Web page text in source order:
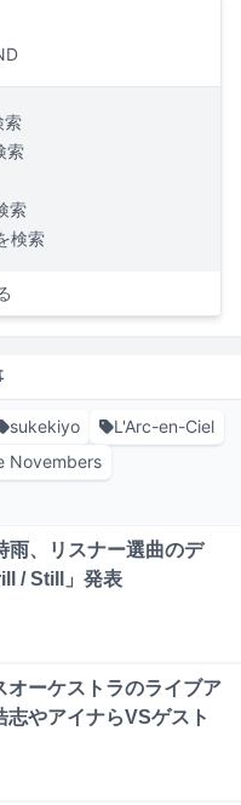
索
索
索
検索
sukekiyo
L'Arc-en-Ciel
Novembers
雨、リスナー選曲のデ
/ Still」発表
オーケストラのライブア
やアイナらVSゲスト